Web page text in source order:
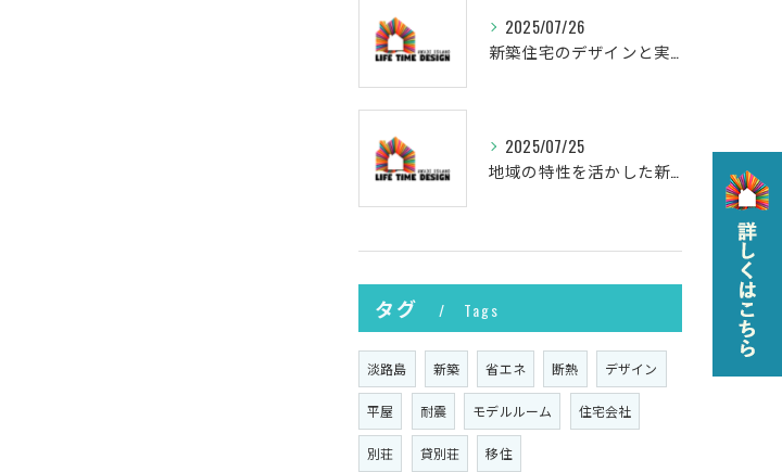
2025/07/26
新築住宅のデザインと実現
2025/07/25
地域の特性を活かした新築の土地選び
タグ Tags
淡路島 新築 省エネ 断熱 デザイン
平屋 耐震 モデルルーム 住宅会社
別荘 貸別荘 移住